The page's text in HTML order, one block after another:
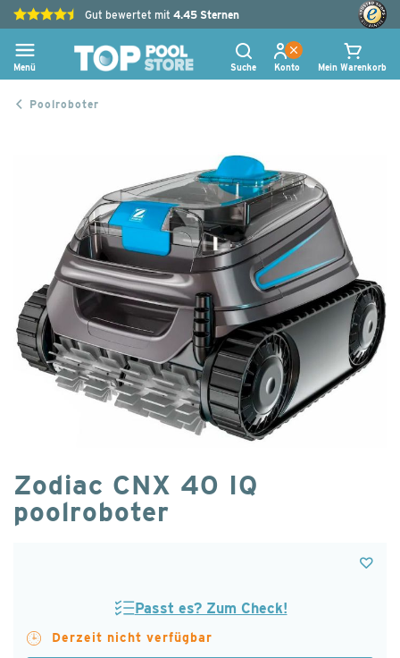
Gut bewertet mit 4.45 Sternen
Menü Suche Konto Mein Warenkorb
Poolroboter
Bildgalerie
springen
Anfang
der
Zodiac CNX 40 IQ
poolroboter
Derzeit nicht verfügbar